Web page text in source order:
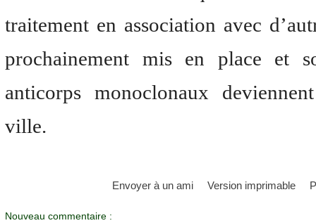
traitement en association avec
prochainement mis en place et
anticorps monoclonaux
ville.
Envoyer à un ami Version imprimable
Nouveau commentaire :